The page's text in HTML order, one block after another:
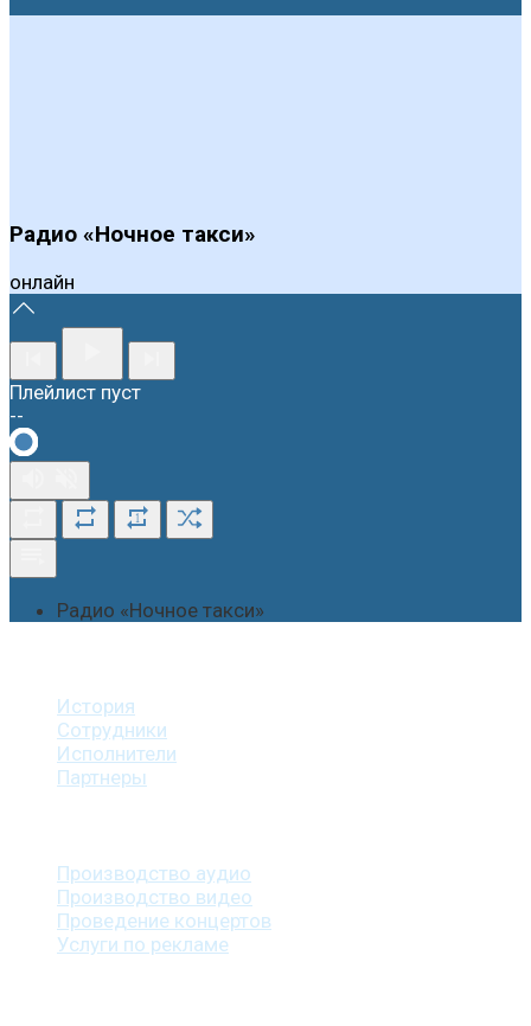
Радио «Ночное такси»
онлайн
Плейлист пуст
--
1
Радио «Ночное такси»
История
Сотрудники
Исполнители
Партнеры
Производство аудио
Производство видео
Проведение концертов
Услуги по рекламе